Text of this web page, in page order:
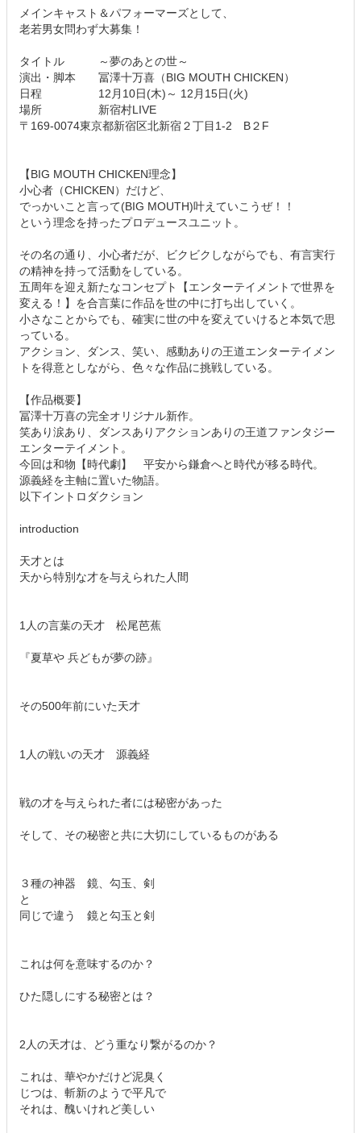
メインキャスト＆パフォーマーズとして、
老若男女問わず大募集！
タイトル ～夢のあとの世～
演出・脚本 冨澤十万喜（BIG MOUTH CHICKEN）
日程 12月10日(木)～ 12月15日(火)
場所 新宿村LIVE
〒169-0074東京都新宿区北新宿２丁目1-2 B２F
【BIG MOUTH CHICKEN理念】
小心者（CHICKEN）だけど、
でっかいこと言って(BIG MOUTH)叶えていこうぜ！！
という理念を持ったプロデュースユニット。
その名の通り、小心者だが、ビクビクしながらでも、有言実行
の精神を持って活動をしている。
五周年を迎え新たなコンセプト【エンターテイメントで世界を
変える！】を合言葉に作品を世の中に打ち出していく。
小さなことからでも、確実に世の中を変えていけると本気で思
っている。
アクション、ダンス、笑い、感動ありの王道エンターテイメン
トを得意としながら、色々な作品に挑戦している。
【作品概要】
冨澤十万喜の完全オリジナル新作。
笑あり涙あり、ダンスありアクションありの王道ファンタジー
エンターテイメント。
今回は和物【時代劇】 平安から鎌倉へと時代が移る時代。
源義経を主軸に置いた物語。
以下イントロダクション
introduction
天才とは
天から特別な才を与えられた人間
1人の言葉の天才 松尾芭蕉
『夏草や 兵どもが夢の跡』
その500年前にいた天才
1人の戦いの天才 源義経
戦の才を与えられた者には秘密があった
そして、その秘密と共に大切にしているものがある
３種の神器 鏡、勾玉、剣
と
同じで違う 鏡と勾玉と剣
これは何を意味するのか？
ひた隠しにする秘密とは？
2人の天才は、どう重なり繋がるのか？
これは、華やかだけど泥臭く
じつは、斬新のようで平凡で
それは、醜いけれど美しい